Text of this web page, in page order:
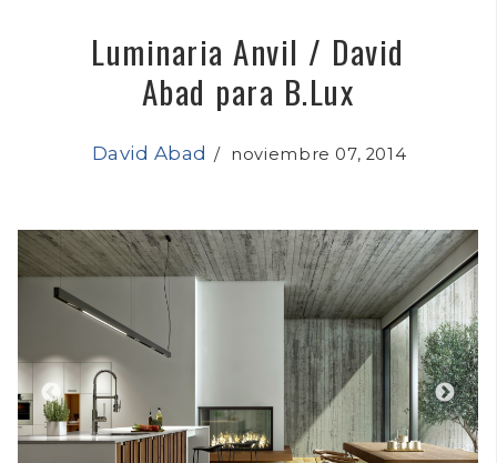
Luminaria Anvil / David
Abad para B.Lux
David Abad /noviembre 07, 2014